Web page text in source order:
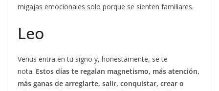
migajas emocionales solo porque se sienten familiares.
Leo
Venus entra en tu signo y, honestamente, se te
nota. Estos días te regalan magnetismo, más atención,
más ganas de arreglarte, salir, conquistar, crear o